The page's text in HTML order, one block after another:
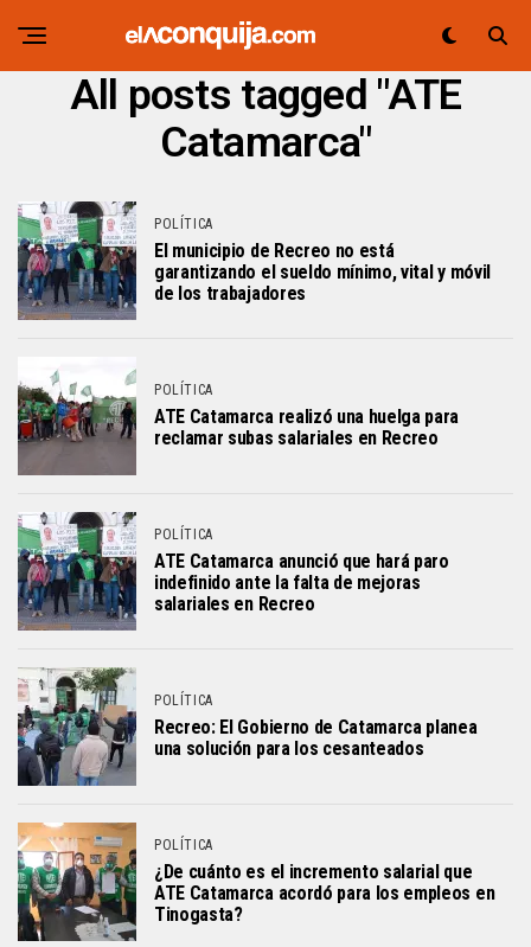
All posts tagged "ATE
Catamarca"
POLÍTICA
El municipio de Recreo no está
garantizando el sueldo mínimo, vital y móvil
de los trabajadores
POLÍTICA
ATE Catamarca realizó una huelga para
reclamar subas salariales en Recreo
POLÍTICA
ATE Catamarca anunció que hará paro
indefinido ante la falta de mejoras
salariales en Recreo
POLÍTICA
Recreo: El Gobierno de Catamarca planea
una solución para los cesanteados
POLÍTICA
¿De cuánto es el incremento salarial que
ATE Catamarca acordó para los empleos en
Tinogasta?